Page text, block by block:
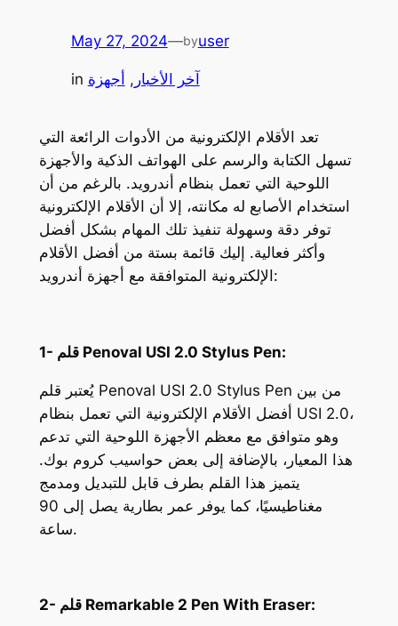
May 27, 2024—byuser
in آخر الأخبار , أجهزة
تعد الأقلام الإلكترونية من الأدوات الرائعة التي
تسهل الكتابة والرسم على الهواتف الذكية والأجهزة
اللوحية التي تعمل بنظام أندرويد. بالرغم من أن
استخدام الأصابع له مكانته، إلا أن الأقلام الإلكترونية
توفر دقة وسهولة تنفيذ تلك المهام بشكل أفضل
وأكثر فعالية. إليك قائمة بستة من أفضل الأقلام
الإلكترونية المتوافقة مع أجهزة أندرويد:
1- قلم Penoval USI 2.0 Stylus Pen:
يُعتبر قلم Penoval USI 2.0 Stylus Pen من بين
أفضل الأقلام الإلكترونية التي تعمل بنظام USI 2.0،
وهو متوافق مع معظم الأجهزة اللوحية التي تدعم
هذا المعيار، بالإضافة إلى بعض حواسيب كروم بوك.
يتميز هذا القلم بطرف قابل للتبديل ومدمج
مغناطيسيًا، كما يوفر عمر بطارية يصل إلى 90
ساعة.
2- قلم Remarkable 2 Pen With Eraser: